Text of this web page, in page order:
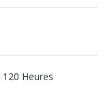
120 Heures